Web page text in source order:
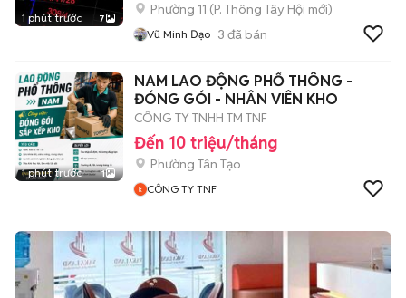
1 phút trước 7
Phường 11 (P. Thông Tây Hội mới)
Vũ Minh Đạo 3 đã bán
1 phút trước 1
NAM LAO ĐỘNG PHỔ THÔNG -
ĐÓNG GÓI - NHÂN VIÊN KHO
CÔNG TY TNHH TM TNF
Đến 10 triệu/tháng
Phường Tân Tạo
CÔNG TY TNF